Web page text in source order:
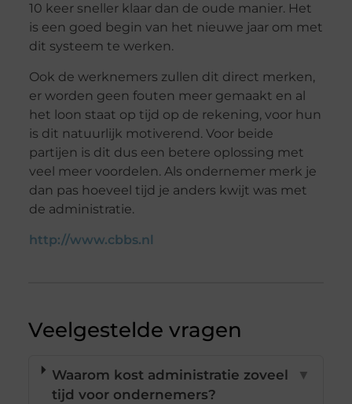
10 keer sneller klaar dan de oude manier. Het
is een goed begin van het nieuwe jaar om met
dit systeem te werken.
Ook de werknemers zullen dit direct merken,
er worden geen fouten meer gemaakt en al
het loon staat op tijd op de rekening, voor hun
is dit natuurlijk motiverend. Voor beide
partijen is dit dus een betere oplossing met
veel meer voordelen. Als ondernemer merk je
dan pas hoeveel tijd je anders kwijt was met
de administratie.
http://www.cbbs.nl
Veelgestelde vragen
Waarom kost administratie zoveel
tijd voor ondernemers?
▼